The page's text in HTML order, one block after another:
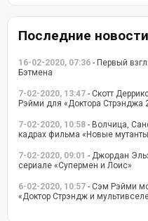
Последние новости
16-02-2020, 07:36 - Первый
Бэтмена
7-02-2020, 13:47 - Скотт
Рэйми для «Доктора Стрэнджа
7-02-2020, 10:58 - Волчица,
кадрах фильма «Новые
7-02-2020, 09:01 - Джордан
сериале «Супермен и Лоис»
6-02-2020, 10:57 - Сэм Рэйми
«Доктор Стрэндж и